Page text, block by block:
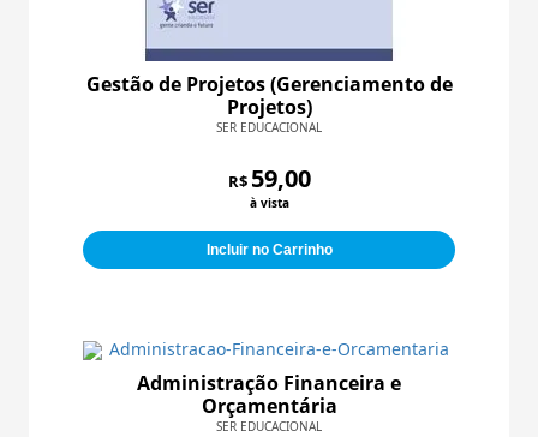
Gestão de Projetos (Gerenciamento de
Projetos)
SER EDUCACIONAL
R$ 59,00
à vista
Incluir no Carrinho
Administração Financeira e
Orçamentária
SER EDUCACIONAL